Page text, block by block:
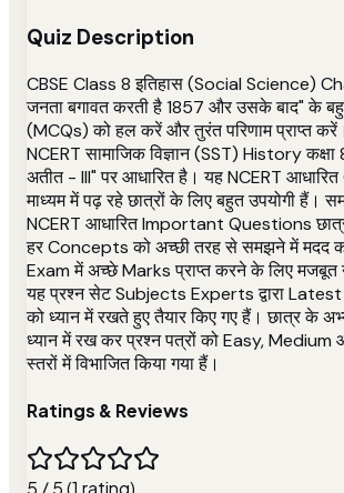
Quiz Description
CBSE Class 8 इतिहास (Social Science)
जनता बगावत करती है 1857 और उसके बाद" के
(MCQs) को हल करें और तुरंत परिणाम प्राप्त
NCERT सामाजिक विज्ञान (SST) History
अतीत - III" पर आधारित है। यह NCERT
माध्यम में पढ़ रहे छात्रों के लिए बहुत उपयोगी हैं।
NCERT आधारित Important Questions
हर Concepts को अच्छी तरह से समझने में मदद
Exam में अच्छे Marks प्राप्त करने के लिए मजबूत
यह प्रश्न सेट Subjects Experts द्वारा
को ध्यान में रखते हुए तैयार किए गए हैं। छात्र के
ध्यान में रख कर प्रश्न पत्रों को Easy, Medium
स्तरों में विभाजित किया गया हैं।
Ratings & Reviews
5 / 5 (1 rating)